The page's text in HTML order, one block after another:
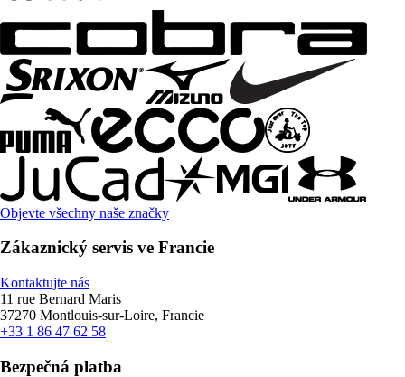
Objevte všechny naše značky
Zákaznický servis ve Francie
Kontaktujte nás
11 rue Bernard Maris
37270 Montlouis-sur-Loire, Francie
+33 1 86 47 62 58
Bezpečná platba